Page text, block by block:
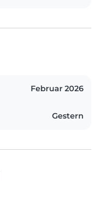
Februar 2026
Gestern